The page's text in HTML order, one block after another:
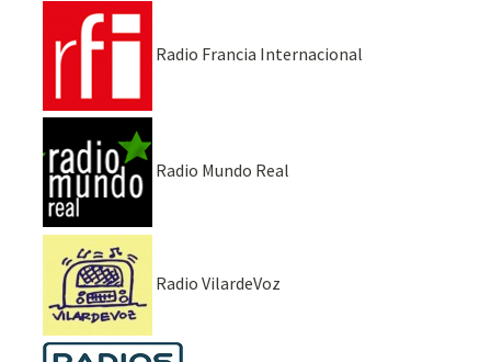
Radio Francia Internacional
Radio Mundo Real
Radio VilardeVoz